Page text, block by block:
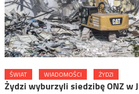
ŚWIAT WIADOMOŚCI ŻYDZI
Żydzi wyburzyli siedzibę ONZ w